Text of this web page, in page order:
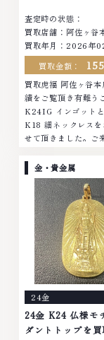
無休
査定時の状態：
買取店舗：阿佐ヶ谷
買取年月：2026年
買取金額：
買取虎福 阿佐ヶ谷
績をご覧頂き有難う
K24IG インゴット
K18 細ネックレスを
せて頂きました。ご
No.1へ挑戦金 プラチ
ンド ブランド品 ブラ
酒買取りのことなら
さいなかでも金・プ
クセサリー・貴金属
ヤモンド・ジュエリ
ド品・時計等は特に
て、高額査定を実現
す。 古くて使わなく
ったアクセサリー、
てしまった腕時計、
の高価買取りを実現
店ではお値段の付か
金・貴金属
24金
24金 K24 仏様モ
ダントトップを